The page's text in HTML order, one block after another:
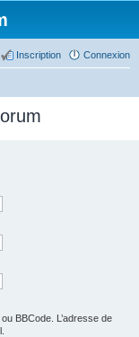
Connexion
Inscription
BBCode. L’adresse de